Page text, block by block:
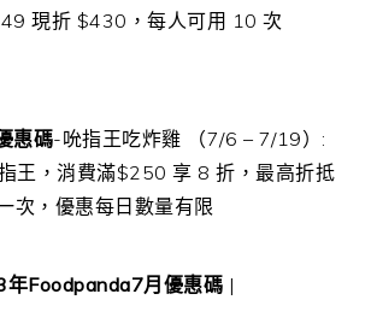
現折 $430，每人可用 10 次
惠碼-吮指王吃炸雞 （7/6 – 7/19）:
王，消費滿$250 享 8 折，最高折抵
次，優惠每日數量有限
Foodpanda7月優惠碼 |